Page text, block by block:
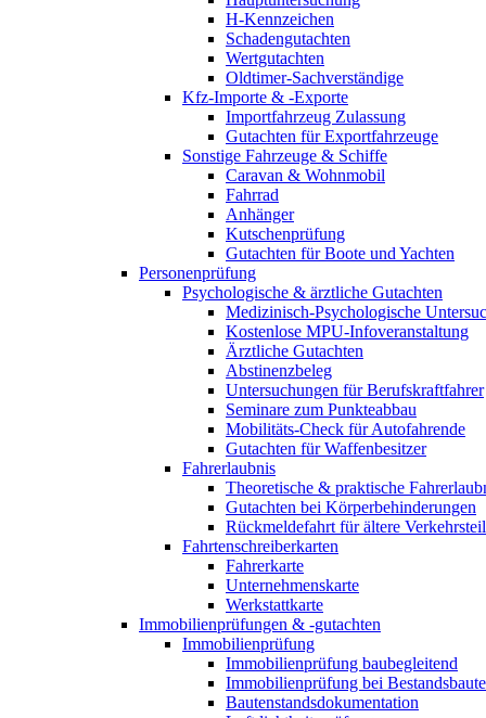
H-Kennzeichen
Schadengutachten
Wertgutachten
Oldtimer-Sachverständige
Kfz-Importe & -Exporte
Importfahrzeug Zulassung
Gutachten für Exportfahrzeuge
Sonstige Fahrzeuge & Schiffe
Caravan & Wohnmobil
Fahrrad
Anhänger
Kutschenprüfung
Gutachten für Boote und Yachten
Personenprüfung
Psychologische & ärztliche Gutachten
Medizinisch-Psychologische
Kostenlose MPU-Infoveranstaltung
Ärztliche Gutachten
Abstinenzbeleg
Untersuchungen für Berufskraftfahrer
Seminare zum Punkteabbau
Mobilitäts-Check für Autofahrende
Gutachten für Waffenbesitzer
Fahrerlaubnis
Theoretische & praktische
Gutachten bei Körperbehinderungen
Rückmeldefahrt für ältere
Fahrtenschreiberkarten
Fahrerkarte
Unternehmenskarte
Werkstattkarte
Immobilienprüfungen & -gutachten
Immobilienprüfung
Immobilienprüfung baubegleitend
Immobilienprüfung bei
Bautenstandsdokumentation